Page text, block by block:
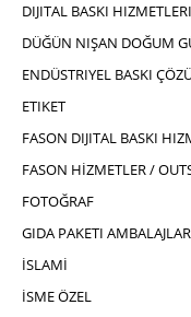
DIJITAL BASKI HIZMETLERI
DÜĞÜN NIŞAN DOĞUM
ENDÜSTRIYEL BASKI
ETIKET
FASON DIJITAL BASKI
FASON HİZMETLER /
FOTOĞRAF
GIDA PAKETI
İSLAMİ
İSME ÖZEL